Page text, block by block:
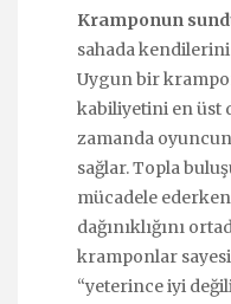
Kramponun
sahada
Uygun bir
kabiliyetini en üst
zamanda
sağlar. Topla
mücadele
dağınıklığını
kramponlar
“yeterince iyi